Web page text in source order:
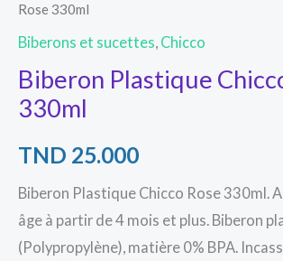
Rose 330ml
Biberons et sucettes, Chicco
Biberon Plastique
330ml
TND 25.000
Biberon Plastique Chicco Rose 330ml.
âge à partir de 4 mois et plus. Biberon
(Polypropylène), matière 0% BPA.